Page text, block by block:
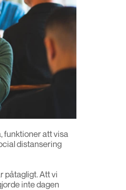
funktioner att visa
distansering
påtagligt. Att vi
inte dagen